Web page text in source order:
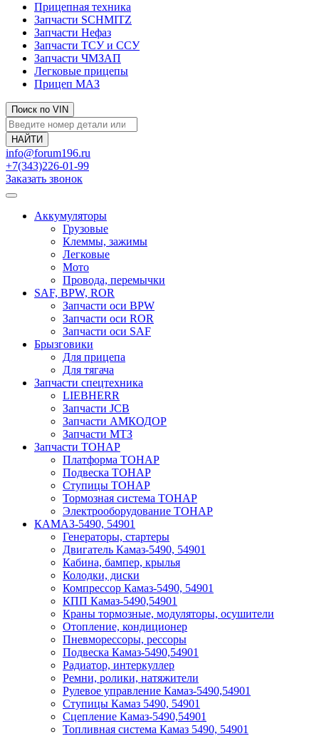
Прицепная техника
Запчасти SCHMITZ
Запчасти Нефаз
Запчасти ТСУ и ССУ
Запчасти ЧМЗАП
Легковые прицепы
Прицеп МАЗ
Поиск по VIN
info@forum196.ru
+7(343)226-01-99
Заказать звонок
Аккумуляторы
Грузовые
Клеммы, зажимы
Легковые
Мото
Провода, перемычки
SAF, BPW, ROR
Запчасти оси BPW
Запчасти оси ROR
Запчасти оси SAF
Брызговики
Для прицепа
Для тягача
Запчасти спецтехника
LIEBHERR
Запчасти JCB
Запчасти АМКОДОР
Запчасти МТЗ
Запчасти ТОНАР
Платформа ТОНАР
Подвеска ТОНАР
Ступицы ТОНАР
Тормозная система ТОНАР
Электрооборудование ТОНАР
КАМАЗ-5490, 54901
Генераторы, стартеры
Двигатель Камаз-5490, 54901
Кабина, бампер, крылья
Колодки, диски
Компрессор Камаз-5490, 54901
КПП Камаз-5490,54901
Краны тормозные, модуляторы, осушители
Отопление, кондиционер
Пневморессоры, рессоры
Подвеска Камаз-5490,54901
Радиатор, интеркуллер
Ремни, ролики, натяжители
Рулевое управление Камаз-5490,54901
Ступицы Камаз 5490, 54901
Сцепление Камаз-5490,54901
Топливная система Камаз 5490, 54901